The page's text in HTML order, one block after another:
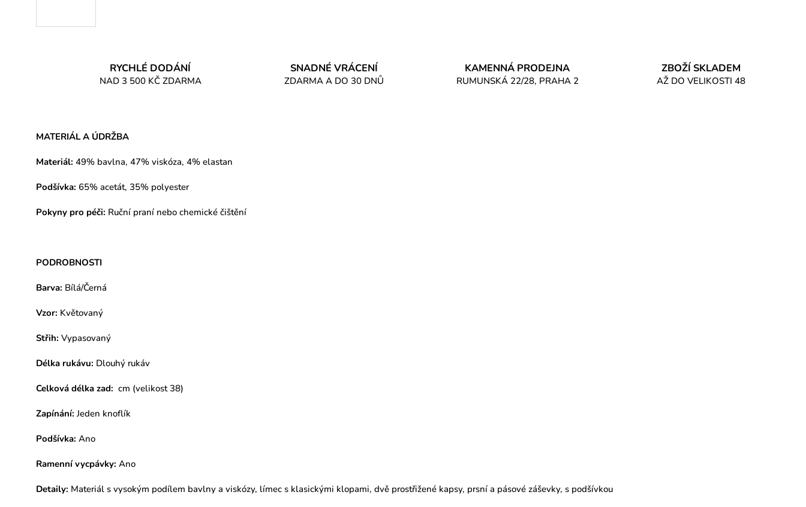
RYCHLÉ DODÁNÍ
NAD 3 500 KČ ZDARMA
SNADNÉ VRÁCENÍ
ZDARMA A DO 30 DNŮ
KAMENNÁ PRODEJNA
RUMUNSKÁ 22/28, PRAHA 2
ZBOŽÍ SKLADEM
AŽ DO VELIKOSTI 48
MATERIÁL A ÚDRŽBA
Materiál: 49% bavlna, 47% viskóza, 4% elastan
Podšívka: 65% acetát, 35% polyester
Pokyny pro péči: Ruční praní nebo chemické čištění
PODROBNOSTI
Barva: Bílá/Černá
Vzor: Květovaný
Střih: Vypasovaný
Délka rukávu: Dlouhý rukáv
Celková délka zad: cm (velikost 38)
Zapínání: Jeden knoflík
Podšívka: Ano
Ramenní vycpávky: Ano
Detaily: Materiál s vysokým podílem bavlny a viskózy, límec s klasickými klopami, dvě prostřižené kapsy, prsní a pásové záševky, s podšívkou